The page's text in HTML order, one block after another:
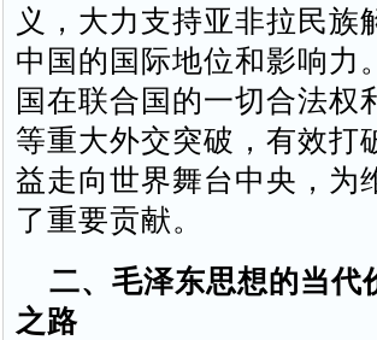
义，大力支持亚非拉民
中国的国际地位和影响力
国在联合国的一切合法权
等重大外交突破，有效打
益走向世界舞台中央，为
了重要贡献。
二、毛泽东思想的当代
之路